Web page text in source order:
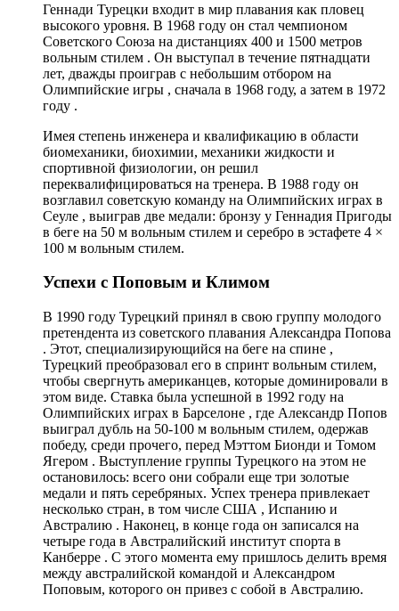
Геннади Турецки входит в мир плавания как пловец
высокого уровня. В 1968 году он стал чемпионом
Советского Союза на дистанциях 400 и 1500 метров
вольным стилем . Он выступал в течение пятнадцати
лет, дважды проиграв с небольшим отбором на
Олимпийские игры , сначала в 1968 году, а затем в 1972
году .
Имея степень инженера и квалификацию в области
биомеханики, биохимии, механики жидкости и
спортивной физиологии, он решил
переквалифицироваться на тренера. В 1988 году он
возглавил советскую команду на Олимпийских играх в
Сеуле , выиграв две медали: бронзу у Геннадия Пригоды
в беге на 50 м вольным стилем и серебро в эстафете 4 ×
100 м вольным стилем.
Успехи с Поповым и Климом
В 1990 году Турецкий принял в свою группу молодого
претендента из советского плавания Александра Попова
. Этот, специализирующийся на беге на спине ,
Турецкий преобразовал его в спринт вольным стилем,
чтобы свергнуть американцев, которые доминировали в
этом виде. Ставка была успешной в 1992 году на
Олимпийских играх в Барселоне , где Александр Попов
выиграл дубль на 50-100 м вольным стилем, одержав
победу, среди прочего, перед Мэттом Бионди и Томом
Ягером . Выступление группы Турецкого на этом не
остановилось: всего они собрали еще три золотые
медали и пять серебряных. Успех тренера привлекает
несколько стран, в том числе США , Испанию и
Австралию . Наконец, в конце года он записался на
четыре года в Австралийский институт спорта в
Канберре . С этого момента ему пришлось делить время
между австралийской командой и Александром
Поповым, которого он привез с собой в Австралию.